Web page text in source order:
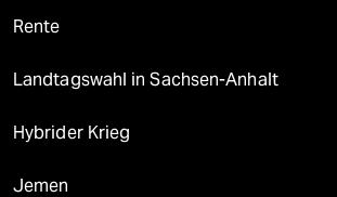
Rente
Landtagswahl in Sachsen-Anhalt
Hybrider Krieg
Jemen